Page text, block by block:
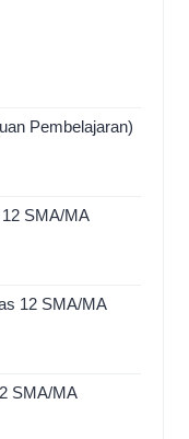
Pembelajaran)
SMA/MA
12 SMA/MA
SMA/MA